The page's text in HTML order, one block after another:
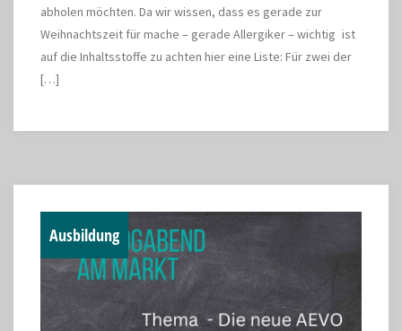
abholen möchten. Da wir wissen, dass es gerade zur
Weihnachtszeit für mache – gerade Allergiker – wichtig ist
auf die Inhaltsstoffe zu achten hier eine Liste: Für zwei der
[…]
Ausbildung